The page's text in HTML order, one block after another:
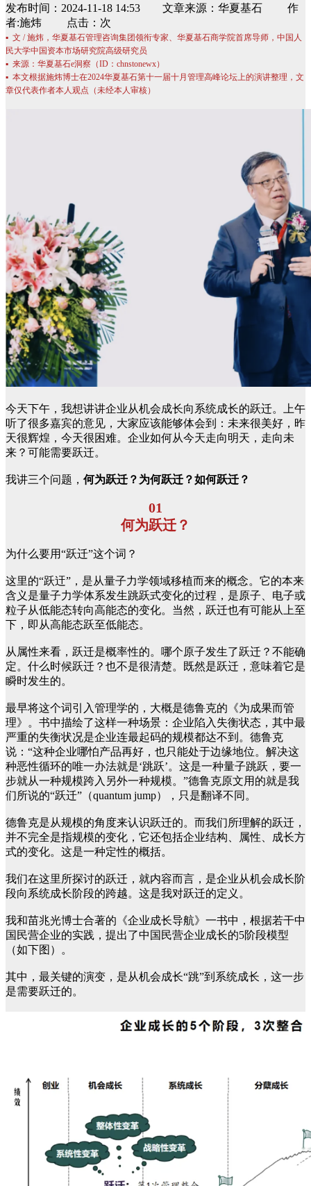
发布时间：2024-11-18 14:53 文章来源：华夏基石 作
者:施炜 点击：次
▪ 文 / 施炜，华夏基石管理咨询集团领衔专家、华夏基石商学院首席导师，中国人
民大学中国资本市场研究院高级研究员
▪ 来源：华夏基石e洞察（ID：chnstonewx）
▪ 本文根据施炜博士在2024华夏基石第十一届十月管理高峰论坛上的演讲整理，文
章仅代表作者本人观点（未经本人审核）
今天下午，我想讲讲企业从机会成长向系统成长的跃迁。上午
听了很多嘉宾的意见，大家应该能够体会到：未来很美好，昨
天很辉煌，今天很困难。企业如何从今天走向明天，走向未
来？可能需要跃迁。
我讲三个问题， 何为跃迁？为何跃迁？如何跃迁？
01
何为跃迁？
为什么要用“跃迁”这个词？
这里的“跃迀”，是从量子力学领域移植而来的概念。它的本来
含义是量子力学体系发生跳跃式变化的过程，是原子、电子或
粒子从低能态转向高能态的变化。当然，跃迁也有可能从上至
下，即从高能态跃至低能态。
从属性来看，跃迁是概率性的。哪个原子发生了跃迁？不能确
定。什么时候跃迁？也不是很清楚。既然是跃迁，意味着它是
瞬时发生的。
最早将这个词引入管理学的，大概是德鲁克的《为成果而管
理》。书中描绘了这样一种场景：企业陷入失衡状态，其中最
严重的失衡状况是企业连最起码的规模都达不到。德鲁克
说：“这种企业哪怕产品再好，也只能处于边缘地位。解决这
种恶性循环的唯一办法就是‘跳跃’。这是一种量子跳跃，要一
步就从一种规模跨入另外一种规模。”德鲁克原文用的就是我
们所说的“跃迁”（quantum jump），只是翻译不同。
德鲁克是从规模的角度来认识跃迁的。而我们所理解的跃迁，
并不完全是指规模的变化，它还包括企业结构、属性、成长方
式的变化。这是一种定性的概括。
我们在这里所探讨的跃迁，就内容而言，是企业从机会成长阶
段向系统成长阶段的跨越。这是我对跃迁的定义。
我和苗兆光博士合著的《企业成长导航》一书中，根据若干中
国民营企业的实践，提出了中国民营企业成长的5阶段模型
（如下图）。
其中，最关键的演变，是从机会成长“跳”到系统成长，这一步
是需要跃迁的。